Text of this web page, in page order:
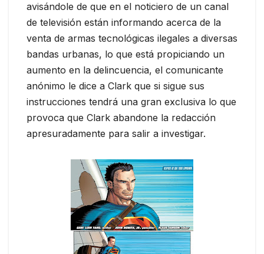
avisándole de que en el noticiero de un canal
de televisión están informando acerca de la
venta de armas tecnológicas ilegales a diversas
bandas urbanas, lo que está propiciando un
aumento en la delincuencia, el comunicante
anónimo le dice a Clark que si sigue sus
instrucciones tendrá una gran exclusiva lo que
provoca que Clark abandone la redacción
apresuradamente para salir a investigar.